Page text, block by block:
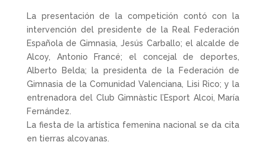
La presentación de la competición contó con la
intervención del presidente de la Real Federación
Española de Gimnasia, Jesús Carballo; el alcalde de
Alcoy, Antonio Francé; el concejal de deportes,
Alberto Belda; la presidenta de la Federación de
Gimnasia de la Comunidad Valenciana, Lisi Rico; y la
entrenadora del Club Gimnàstic l’Esport Alcoi, María
Fernández.
La fiesta de la artística femenina nacional se da cita
en tierras alcoyanas.